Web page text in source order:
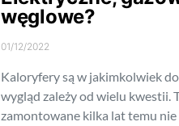
węglowe?
01/12/2022
Kaloryfery są w jakimkolwiek
wygląd zależy od wielu kwestii.
zamontowane kilka lat temu nie